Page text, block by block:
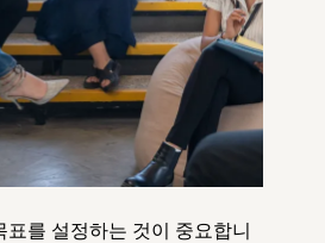
를 설정하는 것이 중요합니